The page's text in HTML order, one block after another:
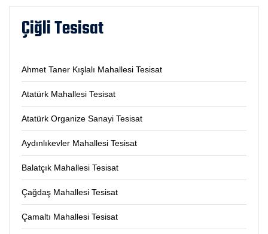
Çiğli Tesisat
Ahmet Taner Kışlalı Mahallesi Tesisat
Atatürk Mahallesi Tesisat
Atatürk Organize Sanayi Tesisat
Aydınlıkevler Mahallesi Tesisat
Balatçık Mahallesi Tesisat
Çağdaş Mahallesi Tesisat
Çamaltı Mahallesi Tesisat